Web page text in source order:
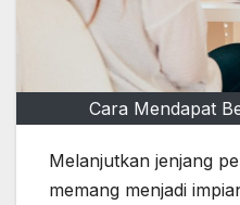
Cara Mendapat
Melanjutkan jenjang
memang menjadi